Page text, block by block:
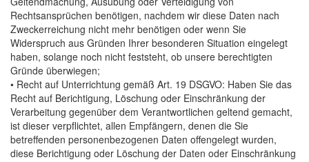
Rechtsansprüchen benötigen, nachdem wir diese Daten nach
Zweckerreichung nicht mehr benötigen oder wenn Sie
Widerspruch aus Gründen Ihrer besonderen Situation eingelegt
haben, solange noch nicht feststeht, ob unsere berechtigten
Gründe überwiegen;
• Recht auf Unterrichtung gemäß Art. 19 DSGVO: Haben Sie das
Recht auf Berichtigung, Löschung oder Einschränkung der
Verarbeitung gegenüber dem Verantwortlichen geltend gemacht,
ist dieser verpflichtet, allen Empfängern, denen die Sie
betreffenden personenbezogenen Daten offengelegt wurden,
diese Berichtigung oder Löschung der Daten oder Einschränkung